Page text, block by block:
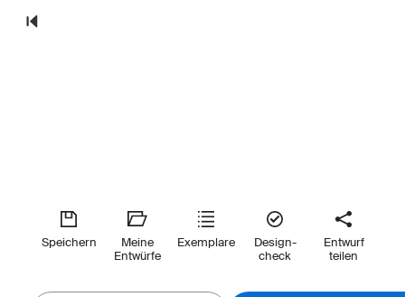
Speichern
Meine
Entwürfe
Exemplare
Design-
check
Entwurf
teilen